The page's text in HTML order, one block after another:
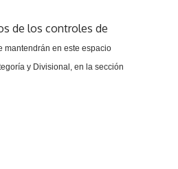
de los controles de
mantendrán en este espacio
y Divisional, en la sección